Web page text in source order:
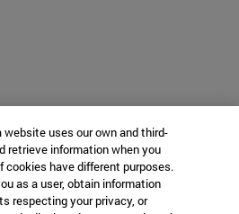
uses our own and third-
retrieve information when you
cookies have different purposes.
as a user, obtain information
respecting your privacy, or